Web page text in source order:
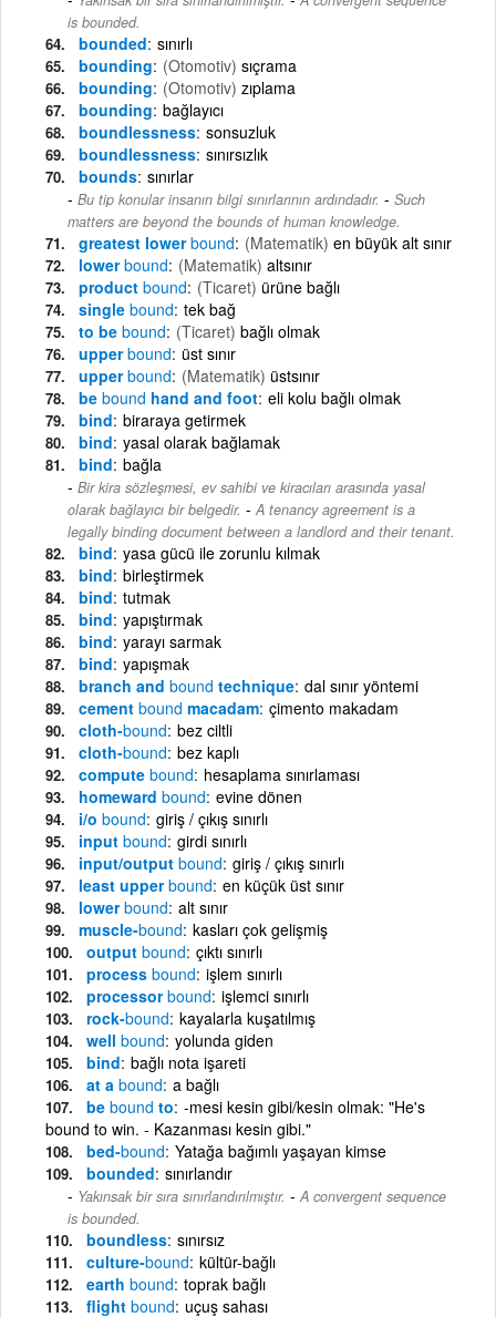
is bounded.
bounded sınırlı
bounding (Otomotiv) sıçrama
bounding (Otomotiv) zıplama
bounding bağlayıcı
boundlessness sonsuzluk
boundlessness sınırsızlık
bounds sınırlar
Bu tip konular insanın bilgi sınırlarının ardındadır. - Such
matters are beyond the bounds of human knowledge.
greatest lowerbound (Matematik) en büyük alt sınır
lowerbound (Matematik) altsınır
product bound (Ticaret) ürüne bağlı
single bound tek bağ
to be bound (Ticaret) bağlı olmak
upperbound üst sınır
upperbound (Matematik) üstsınır
be bound hand and foot eli kolu bağlı olmak
bind biraraya getirmek
bind yasal olarak bağlamak
bind bağla
Bir kira sözleşmesi, ev sahibi ve kiracıları arasında yasal
olarak bağlayıcı bir belgedir. - A tenancy agreement is a
legally binding document between a landlord and their tenant.
bind yasa gücü ile zorunlu kılmak
bind birleştirmek
bind tutmak
bind yapıştırmak
bind yarayı sarmak
bind yapışmak
branch and bound technique dal sınır yöntemi
cement bound macadam çimento makadam
cloth-bound bez ciltli
cloth-bound bez kaplı
compute bound hesaplama sınırlaması
homeward bound evine dönen
i/o bound giriş / çıkış sınırlı
input bound girdi sınırlı
input/output bound giriş / çıkış sınırlı
least upperbound en küçük üst sınır
lowerbound alt sınır
muscle-bound kasları çok gelişmiş
output bound çıktı sınırlı
process bound işlem sınırlı
processorbound işlemci sınırlı
rock-bound kayalarla kuşatılmış
well bound yolunda giden
bind bağlı nota işareti
at a bound a bağlı
be bound to -mesi kesin gibi/kesin olmak: "He's
bound to win. - Kazanması kesin gibi."
bed-bound Yatağa bağımlı yaşayan kimse
bounded sınırlandır
Yakınsak bir sıra sınırlandırılmıştır. - A convergent sequence
is bounded.
boundless sınırsız
culture-bound kültür-bağlı
earth bound toprak bağlı
flight bound uçuş sahası